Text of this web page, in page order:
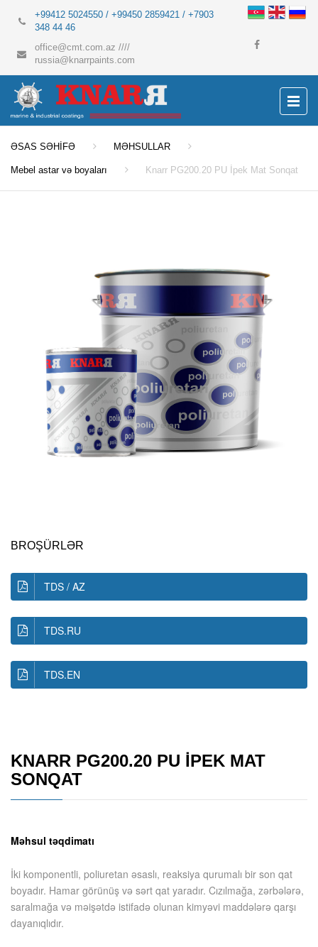
+99412 5024550 / +99450 2859421 / +7903
348 44 46
office@cmt.com.az ////
russia@knarrpaints.com
ƏSAS SƏHİFƏ MƏHSULLAR
Mebel astar və boyaları Knarr PG200.20 PU İpek Mat Sonqat
BROŞÜRLƏR
TDS / AZ
TDS.RU
TDS.EN
KNARR PG200.20 PU İPEK MAT
SONQAT
Məhsul təqdimatı
İki komponentli, poliuretan əsaslı, reaksiya qurumalı bir son qat
boyadır. Hamar görünüş və sərt qat yaradır. Cızılmağa, zərbələrə,
saralmağa və məişətdə istifadə olunan kimyəvi maddələrə qarşı
dayanıqlıdır.